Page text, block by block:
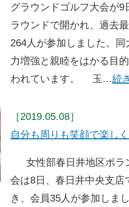
グラウンドゴルフ大会が9
ラウンドで開かれ、過去
264人が参加しました。
力増強と親睦をはかる目
われています。 玉…続
［2019.05.08］
自分も周りも笑顔で楽し
女性部春日井地区ボラ
会は8日、春日井中央支店
き、会員35人が参加し